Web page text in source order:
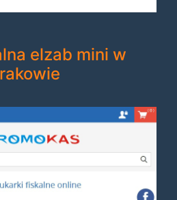
elzab mini w